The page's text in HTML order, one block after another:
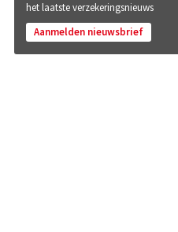
het laatste verzekeringsnieuws
Aanmelden nieuwsbrief